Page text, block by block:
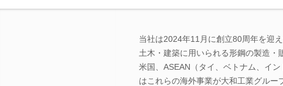
当社は2024年11月に創立80周年を迎
土木・建築に用いられる形鋼の製造
米国、ASEAN（タイ、ベトナム、イ
はこれらの海外事業が大和工業グルー